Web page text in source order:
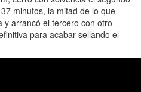
minutos, la mitad de lo que
arrancó el tercero con otro
para acabar sellando el